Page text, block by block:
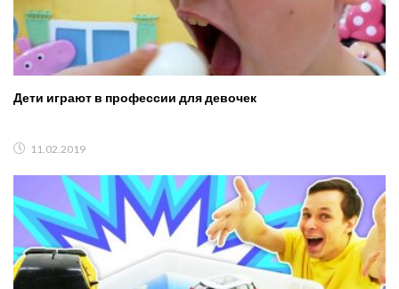
Дети играют в профессии для девочек
11.02.2019